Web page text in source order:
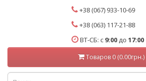
+38 (067) 933-10-69
+38 (063) 117-21-88
ВТ-СБ: с 9:00 до 17:00
Товаров 0 (0.00грн.)